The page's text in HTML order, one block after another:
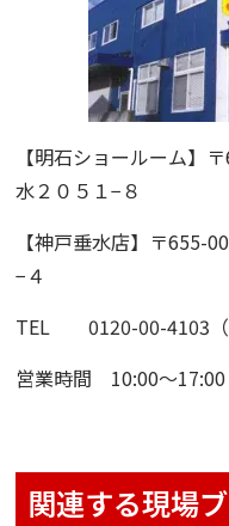
【明石ショールーム】
水２０５１−８
【神戸垂水店】 〒655-
−４
TEL 0120-00-4103（
営業時間 10:00〜17:00
関連する現場